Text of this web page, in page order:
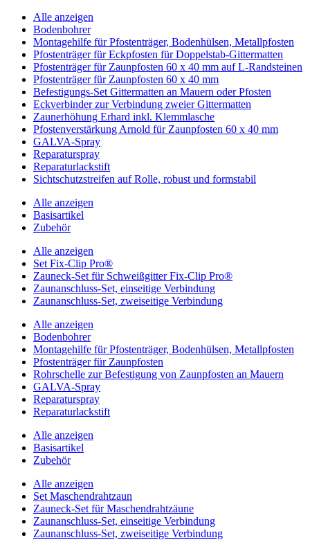
Alle anzeigen
Bodenbohrer
Montagehilfe für Pfostenträger, Bodenhülsen, Metallpfosten
Pfostenträger für Eckpfosten für Doppelstab-Gittermatten
Pfostenträger für Zaunpfosten 60 x 40 mm auf L-Randsteinen
Pfostenträger für Zaunpfosten 60 x 40 mm
Befestigungs-Set Gittermatten an Mauern oder Pfosten
Eckverbinder zur Verbindung zweier Gittermatten
Zaunerhöhung Erhard inkl. Klemmlasche
Pfostenverstärkung Arnold für Zaunpfosten 60 x 40 mm
GALVA-Spray
Reparaturspray
Reparaturlackstift
Sichtschutzstreifen auf Rolle, robust und formstabil
Alle anzeigen
Basisartikel
Zubehör
Alle anzeigen
Set Fix-Clip Pro®
Zauneck-Set für Schweißgitter Fix-Clip Pro®
Zaunanschluss-Set, einseitige Verbindung
Zaunanschluss-Set, zweiseitige Verbindung
Alle anzeigen
Bodenbohrer
Montagehilfe für Pfostenträger, Bodenhülsen, Metallpfosten
Pfostenträger für Zaunpfosten
Rohrschelle zur Befestigung von Zaunpfosten an Mauern
GALVA-Spray
Reparaturspray
Reparaturlackstift
Alle anzeigen
Basisartikel
Zubehör
Alle anzeigen
Set Maschendrahtzaun
Zauneck-Set für Maschendrahtzäune
Zaunanschluss-Set, einseitige Verbindung
Zaunanschluss-Set, zweiseitige Verbindung